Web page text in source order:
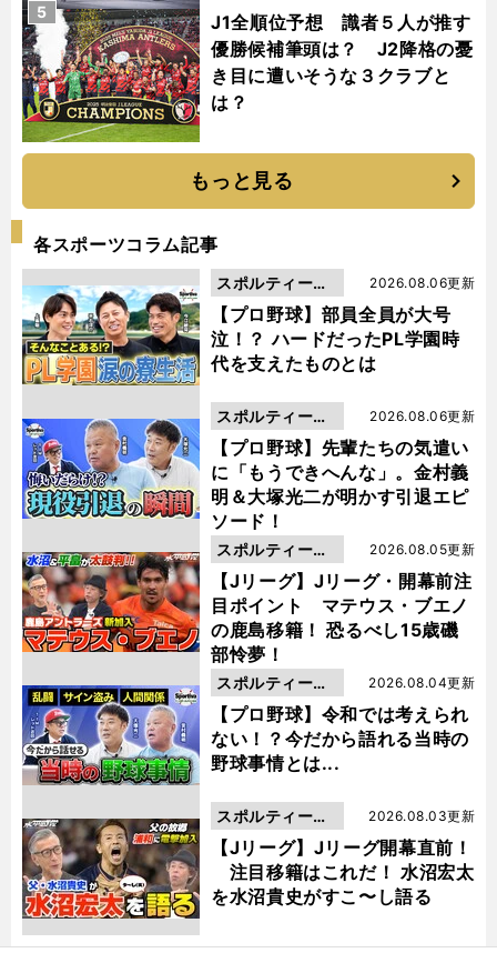
J1全順位予想 識者５人が推す
優勝候補筆頭は？ J2降格の憂
き目に遭いそうな３クラブと
は？
5
もっと見る
各スポーツコラム記事
【プロ野球】部員全員が大号
泣！？ ハードだったPL学園時
代を支えたものとは
2026.08.06更新
スポルティーバ
動画
【プロ野球】先輩たちの気遣い
に「もうできへんな」。金村義
明＆大塚光二が明かす引退エピ
ソード！
2026.08.06更新
スポルティーバ
動画
【Jリーグ】Jリーグ・開幕前注
目ポイント マテウス・ブエノ
の鹿島移籍！ 恐るべし15歳磯
部怜夢！
2026.08.05更新
スポルティーバ
動画
【プロ野球】令和では考えられ
ない！？今だから語れる当時の
野球事情とは...
2026.08.04更新
スポルティーバ
動画
【Jリーグ】Jリーグ開幕直前！
注目移籍はこれだ！ 水沼宏太
を水沼貴史がすこ〜し語る
2026.08.03更新
スポルティーバ
動画